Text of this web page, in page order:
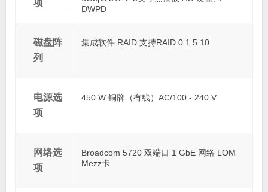
项
DWPD
磁盘阵
列
集成软件 RAID 支持RAID 0 1 5 10
电源选
项
450 W 铜牌（有线）AC/100 - 240 V
网络选
项
Broadcom 5720 双端口 1 GbE 网络 LOM
Mezz卡